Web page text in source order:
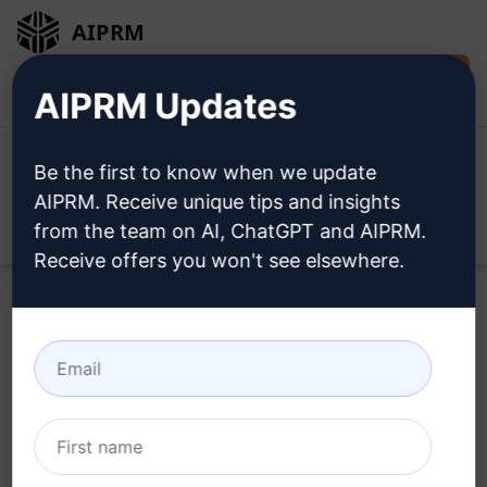
AIPRM
Home / AI Prompts für ChatGPT / Unsure Prompts /
UNSURE Prompts
AIPRM Updates
Be the first to know when we update
AIPRM. Receive unique tips and insights
from the team on AI, ChatGPT and AIPRM.
Receive offers you won't see elsewhere.